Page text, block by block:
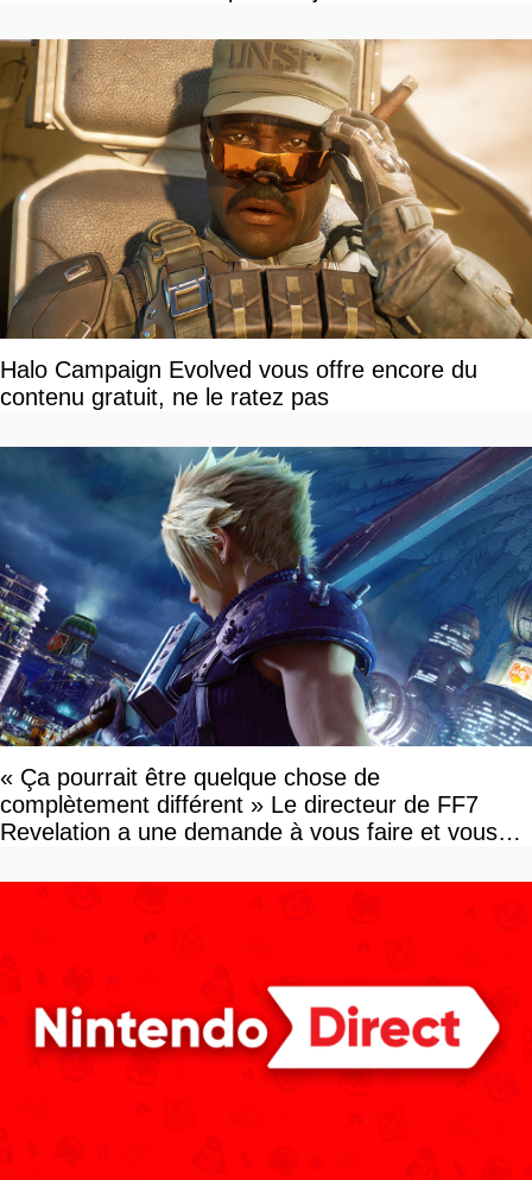
Halo Campaign Evolved vous offre encore du
contenu gratuit, ne le ratez pas
« Ça pourrait être quelque chose de
complètement différent » Le directeur de FF7
Revelation a une demande à vous faire et vous